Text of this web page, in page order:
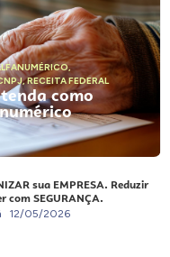
,
,RECEITA FEDERAL
como
sua EMPRESA. Reduzir
com SEGURANÇA.
12/05/2026